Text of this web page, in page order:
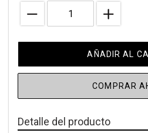
AÑADIR AL
COMPRAR
Detalle del producto